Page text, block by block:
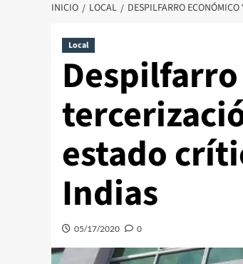
INICIO LOCAL DESPILFARRO
Local
estado
Indias
05/17/2020 0